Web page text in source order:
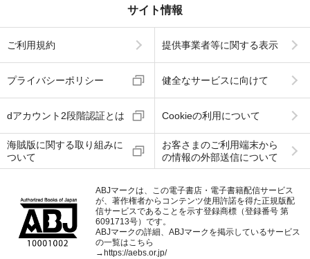
サイト情報
ご利用規約 提供事業者等に関する表示
プライバシーポリシー 健全なサービスに向けて
dアカウント2段階認証とは Cookieの利用について
海賊版に関する取り組みに
ついて
お客さまのご利用端末から
の情報の外部送信について
ABJマークは、この電子書店・電子書籍配信サービス
が、著作権者からコンテンツ使用許諾を得た正規版配
信サービスであることを示す登録商標（登録番号 第
6091713号）です。
ABJマークの詳細、ABJマークを掲示しているサービス
の一覧はこちら
→ https://aebs.or.jp/